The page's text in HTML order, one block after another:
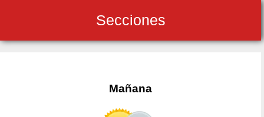
Secciones
Mañana